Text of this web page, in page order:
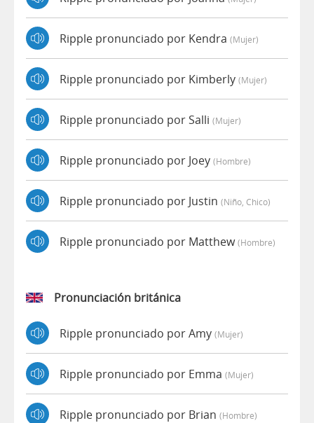
Ripple pronunciado por Kendra (mujer)
Ripple pronunciado por Kimberly (mujer)
Ripple pronunciado por Salli (mujer)
Ripple pronunciado por Joey (hombre)
Ripple pronunciado por Justin (niño, Chico)
Ripple pronunciado por Matthew(hombre)
Pronunciación británica
Ripple pronunciado por Amy (mujer)
Ripple pronunciado por Emma (mujer)
Ripple pronunciado por Brian (hombre)